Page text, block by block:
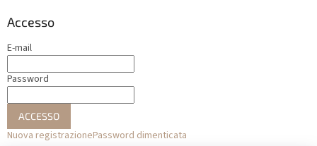
Accesso
E-mail
Password
ACCESSO
Nuova registrazionePassword dimenticata